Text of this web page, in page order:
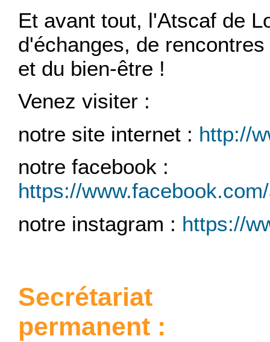
Et avant tout, l'Atscaf de
d'échanges, de
et du bien-être !
Venez visiter :
notre site internet : http://
notre facebook :
https://
notre instagram : https://
Secrétariat
permanent :